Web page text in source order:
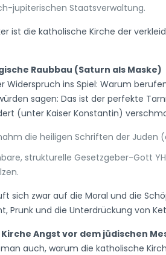
jupiterischen Staatsverwaltung.
ist die katholische Kirche der
Raubbau (Saturn als Maske)
Widerspruch ins Spiel: Warum
sagen: Das ist der perfekte
(unter Kaiser Konstantin)
die heiligen Schriften der Juden
strukturelle Gesetzgeber-Gott
sich zwar auf die Moral und die
Prunk und die Unterdrückung von
Angst vor dem jüdischen
auch, warum die katholische